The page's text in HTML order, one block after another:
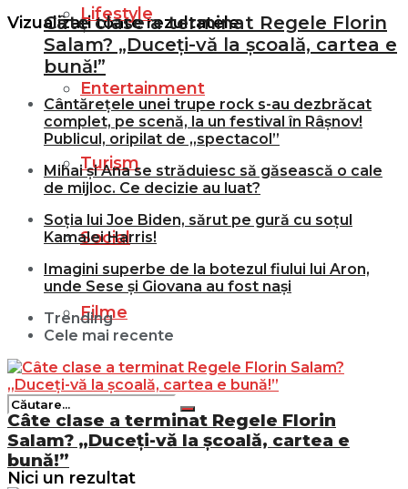
Vizualizați toate rezultatele
Lifestyle
Entertainment
Turism
Social
Filme
Nici un rezultat
Câte clase a terminat Regele Florin
Salam? „Duceți-vă la școală, cartea e
bună!”
Cântărețele unei trupe rock s-au dezbrăcat
complet, pe scenă, la un festival în Râșnov!
Publicul, oripilat de „spectacol”
Mihai și Ana se străduiesc să găsească o cale
de mijloc. Ce decizie au luat?
Soția lui Joe Biden, sărut pe gură cu soțul
Kamalei Harris!
Imagini superbe de la botezul fiului lui Aron,
unde Sese și Giovana au fost nași
Trending
Cele mai recente
Câte clase a terminat Regele Florin
Salam? „Duceți-vă la școală, cartea e
bună!”